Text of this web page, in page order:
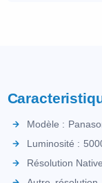
Modèle :
Luminosité :
Résolution